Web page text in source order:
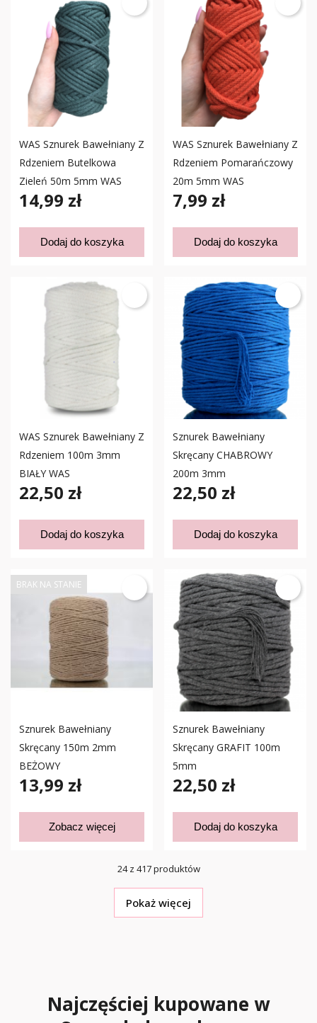
WAS Sznurek Bawełniany Z
Rdzeniem Butelkowa
Zieleń 50m 5mm WAS
14,99 zł
Dodaj do koszyka
WAS Sznurek Bawełniany Z
Rdzeniem Pomarańczowy
20m 5mm WAS
7,99 zł
Dodaj do koszyka
WAS Sznurek Bawełniany Z
Rdzeniem 100m 3mm
BIAŁY WAS
22,50 zł
Dodaj do koszyka
Sznurek Bawełniany
Skręcany CHABROWY
200m 3mm
22,50 zł
Dodaj do koszyka
Sznurek Bawełniany
Skręcany 150m 2mm
BEŻOWY
13,99 zł
Zobacz więcej
BRAK NA STANIE
Sznurek Bawełniany
Skręcany GRAFIT 100m
5mm
22,50 zł
Dodaj do koszyka
24 z 417 produktów
Pokaż więcej
Najczęściej kupowane w